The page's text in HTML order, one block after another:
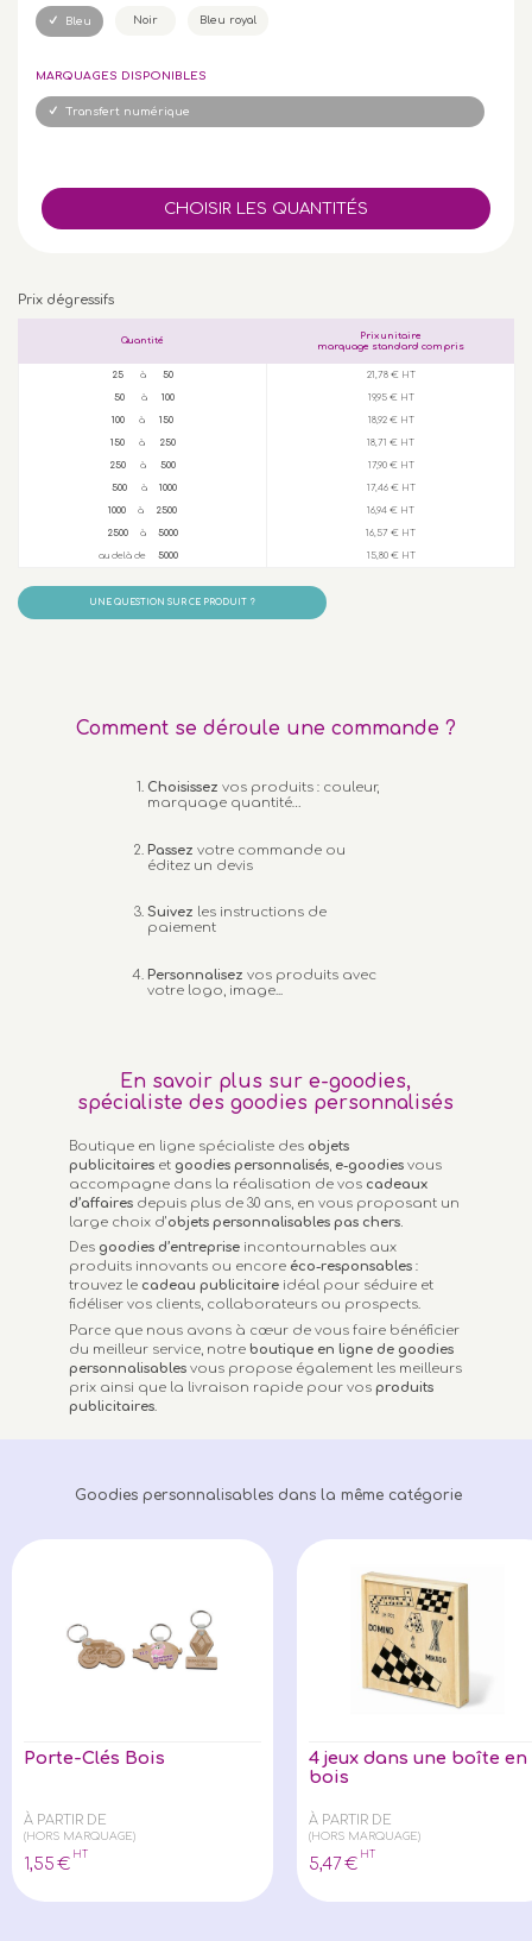
Bleu Noir Bleu royal
MARQUAGES DISPONIBLES
Transfert numérique
Prix dégressifs
Quantité
Prix unitaire
marquage standard compris
25 à 50 21,78 € HT
50à 100 19,95 € HT
100 à 150 18,92 € HT
150à 250 18,71 € HT
250 à 500 17,90 € HT
500à 1000 17,46 € HT
1000 à 2500 16,94 € HT
2500 à 5000 16,57 € HT
au delà de 5000 15,80 € HT
UNE QUESTION SUR CE PRODUIT ?
Comment se déroule une commande ?
Choisissez vos produits : couleur,
marquage quantité…
Passez votre commande ou
éditez un devis
Suivez les instructions de
paiement
Personnalisez vos produits avec
votre logo, image...
En savoir plus sur e-goodies,
spécialiste des goodies personnalisés
Boutique en ligne spécialiste des objets
publicitaires et goodies personnalisés, e-goodies vous
accompagne dans la réalisation de vos cadeaux
d’affaires depuis plus de 30 ans, en vous proposant un
large choix d’objets personnalisables pas chers.
Des goodies d’entreprise incontournables aux
produits innovants ou encore éco-responsables :
trouvez le cadeau publicitaire idéal pour séduire et
fidéliser vos clients, collaborateurs ou prospects.
Parce que nous avons à cœur de vous faire bénéficier
du meilleur service, notreboutique en ligne de goodies
personnalisables vous propose également les meilleurs
prix ainsi que la livraison rapide pour vos produits
publicitaires.
Goodies personnalisables dans la même catégorie
Porte-Clés Bois
À PARTIR DE
(HORS MARQUAGE)
1,55 €
HT
4 jeux dans une boîte en
bois
À PARTIR DE
(HORS MARQUAGE)
5,47 €
HT